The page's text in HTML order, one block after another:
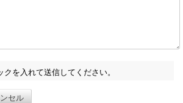
を入れて送信してください。
セル